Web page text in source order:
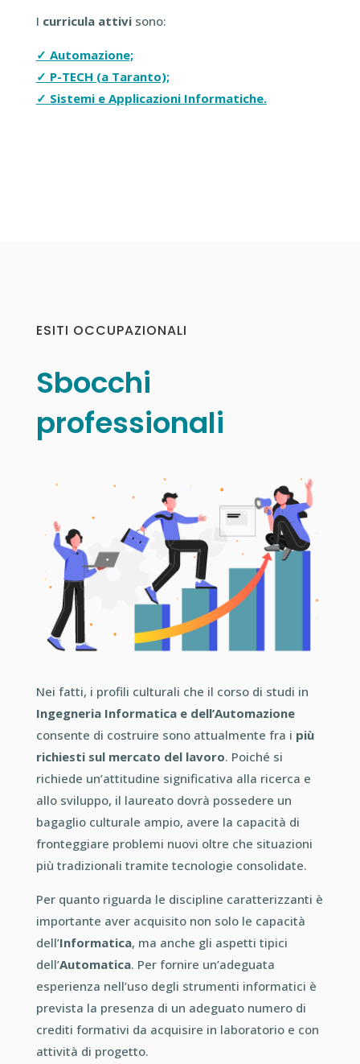
I curricula attivisono:
✓ Automazione;
✓ P-TECH (a Taranto);
✓ Sistemi e Applicazioni Informatiche.
ESITI OCCUPAZIONALI
Sbocchi
professionali
Nei fatti, i profili culturali che il corso di studi in
Ingegneria Informatica e dell’Automazione
consente di costruire sono attualmente fra i più
richiesti sul mercato del lavoro. Poiché si
richiede un’attitudine significativa alla ricerca e
allo sviluppo, il laureato dovrà possedere un
bagaglio culturale ampio, avere la capacità di
fronteggiare problemi nuovi oltre che situazioni
più tradizionali tramite tecnologie consolidate.
Per quanto riguarda le discipline caratterizzanti è
importante aver acquisito non solo le capacità
dell’Informatica, ma anche gli aspetti tipici
dell’Automatica. Per fornire un’adeguata
esperienza nell’uso degli strumenti informatici è
prevista la presenza di un adeguato numero di
crediti formativi da acquisire in laboratorio e con
attività di progetto.